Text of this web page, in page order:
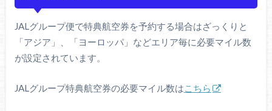
JALグループ便で特典航空券を予約する場合はざっくりと
「アジア」、「ヨーロッパ」などエリア毎に必要マイル数
が設定されています。
JALグループ特典航空券の必要マイル数はこちら